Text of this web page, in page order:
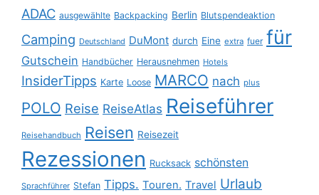
ADAC ausgewählte Backpacking Berlin Blutspendeaktion
Camping Deutschland DuMont durch Eine extra fuer für
Gutschein Handbücher Herausnehmen Hotels
InsiderTipps Karte Loose MARCO nach plus
POLO Reise ReiseAtlas Reiseführer
Reisehandbuch Reisen Reisezeit
Rezessionen Rucksack schönsten
Sprachführer Stefan Tipps. Touren. Travel Urlaub